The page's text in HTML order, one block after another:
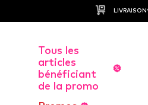
Tous les
articles
bénéficiant
de la promo